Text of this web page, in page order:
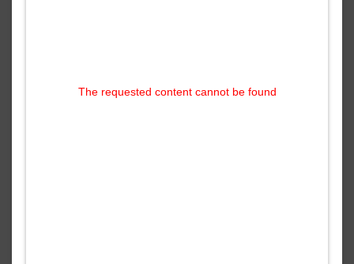
The requested content cannot be found